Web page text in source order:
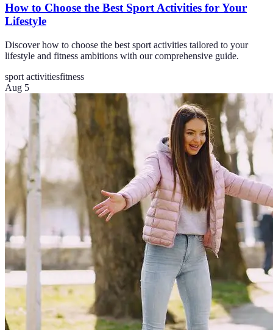
How to Choose the Best Sport Activities for Your
Lifestyle
Discover how to choose the best sport activities tailored to your
lifestyle and fitness ambitions with our comprehensive guide.
sport activitiesfitness
Aug 5